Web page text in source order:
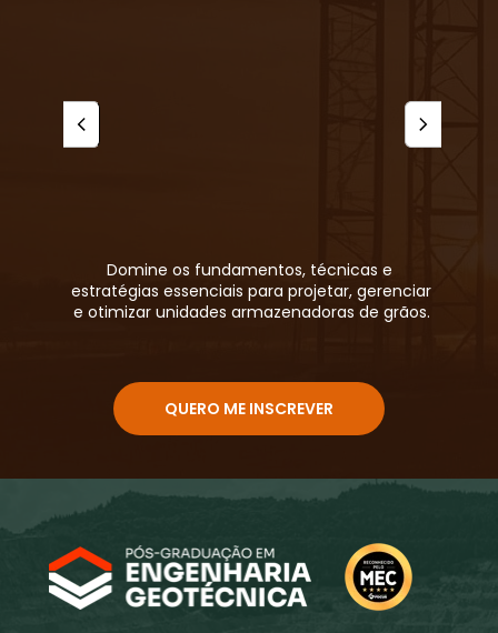
Domine os fundamentos, técnicas e
estratégias essenciais para projetar, gerenciar
e otimizar unidades armazenadoras de grãos.
QUERO ME INSCREVER